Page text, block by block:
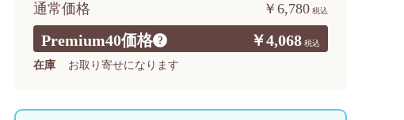
Premium40価格 ? ￥4,068
通常価格 ￥6,780
在庫 お取り寄せになります